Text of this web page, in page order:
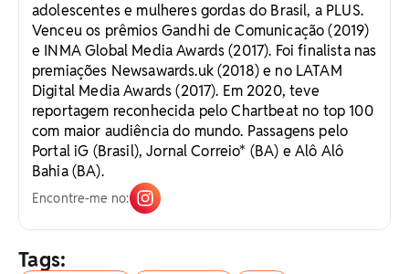
adolescentes e mulheres gordas do Brasil, a PLUS.
Venceu os prêmios Gandhi de Comunicação (2019)
e INMA Global Media Awards (2017). Foi finalista nas
premiações Newsawards.uk (2018) e no LATAM
Digital Media Awards (2017). Em 2020, teve
reportagem reconhecida pelo Chartbeat no top 100
com maior audiência do mundo. Passagens pelo
Portal iG (Brasil), Jornal Correio* (BA) e Alô Alô
Bahia (BA).
Encontre-me no:
Tags: